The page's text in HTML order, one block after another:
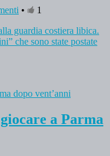
•
1
guardia costiera libica.
che sono state postate
a Parma